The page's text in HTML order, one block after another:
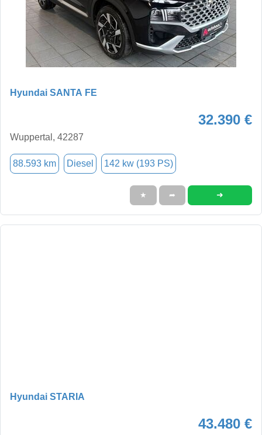
Hyundai SANTA FE
32.390 €
Wuppertal, 42287
88.593 km Diesel 142 kw (193 PS)
★ ➦ ➜
Hyundai STARIA
43.480 €